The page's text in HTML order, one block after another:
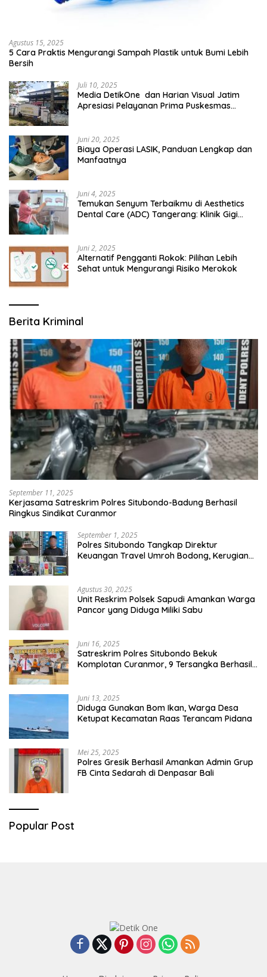
Agustus 15, 2025
5 Cara Praktis Mengurangi Sampah Plastik untuk Bumi Lebih
Bersih
Juli 10, 2025
Media DetikOne dan Harian Visual Jatim
Apresiasi Pelayanan Prima Puskesmas
Juni 20, 2025
Biaya Operasi LASIK, Panduan Lengkap dan
Manfaatnya
Juni 4, 2025
Temukan Senyum Terbaikmu di Aesthetics
Dental Care (ADC) Tangerang: Klinik Gigi
Juni 2, 2025
Alternatif Pengganti Rokok: Pilihan Lebih
Sehat untuk Mengurangi Risiko Merokok
Berita Kriminal
September 11, 2025
Kerjasama Satreskrim Polres Situbondo-Badung Berhasil
Ringkus Sindikat Curanmor
September 1, 2025
Polres Situbondo Tangkap Direktur
Keuangan Travel Umroh Bodong, Kerugian
Agustus 30, 2025
Unit Reskrim Polsek Sapudi Amankan Warga
Pancor yang Diduga Miliki Sabu
Juni 16, 2025
Satreskrim Polres Situbondo Bekuk
Komplotan Curanmor, 9 Tersangka Berhasil
Juni 13, 2025
Diduga Gunakan Bom Ikan, Warga Desa
Ketupat Kecamatan Raas Terancam Pidana
Mei 25, 2025
Polres Gresik Berhasil Amankan Admin Grup
FB Cinta Sedarah di Denpasar Bali
Popular Post